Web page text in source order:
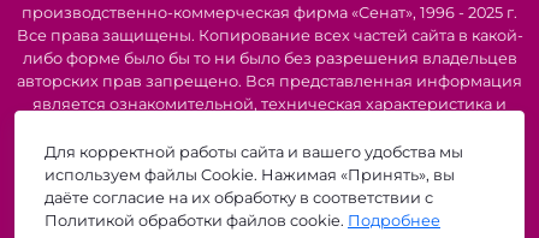
производственно-коммерческая фирма «Сенат», 1996 - 2025 г.
Все права защищены. Копирование всех частей сайта в какой-
либо форме было бы то ни было без разрешения владельцев
авторских прав запрещено. Вся представленная информация
является ознакомительной, техническая характеристика и
информации о наличии и стоимости указанных товаров и
(или) услуг, пожалуйста, обратитесь к нашим менеджерам по
телефону или по электронной почте. Описание и
изображение товара носят информационный характер и
Для корректной работы сайта и вашего удобства мы
используем файлы Cookie. Нажимая «Принять», вы
даёте согласие на их обработку в соответствии с
Политикой обработки файлов cookie. Подробнее